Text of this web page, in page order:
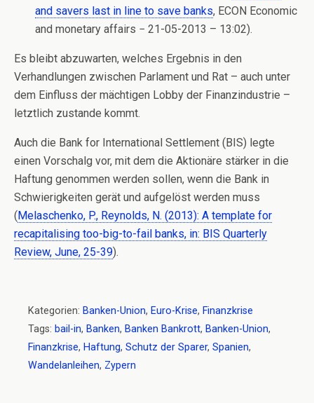
and savers last in line to save banks, ECON Economic
and monetary affairs − 21-05-2013 – 13:02).
Es bleibt abzuwarten, welches Ergebnis in den
Verhandlungen zwischen Parlament und Rat – auch unter
dem Einfluss der mächtigen Lobby der Finanzindustrie –
letztlich zustande kommt.
Auch die Bank for International Settlement (BIS) legte
einen Vorschalg vor, mit dem die Aktionäre stärker in die
Haftung genommen werden sollen, wenn die Bank in
Schwierigkeiten gerät und aufgelöst werden muss
(Melaschenko, P., Reynolds, N. (2013): A template for
recapitalising too-big-to-fail banks, in: BIS Quarterly
Review, June, 25-39).
Kategorien: Banken-Union, Euro-Krise, Finanzkrise
Tags: bail-in, Banken, Banken Bankrott, Banken-Union,
Finanzkrise, Haftung, Schutz der Sparer, Spanien,
Wandelanleihen, Zypern